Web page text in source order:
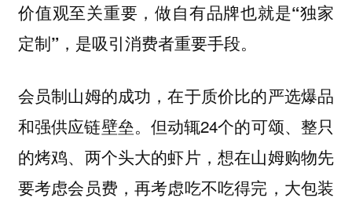
价值观至关重要，做自有品牌也就是“独家
定制”，是吸引消费者重要手段。
会员制山姆的成功，在于质价比的严选爆品
和强供应链壁垒。但动辄24个的可颂、整只
的烤鸡、两个头大的虾片，想在山姆购物先
要考虑会员费，再考虑吃不吃得完，大包装